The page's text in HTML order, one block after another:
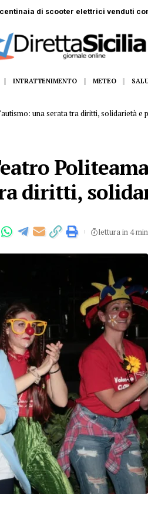
Pellegrino: trasportato a Villa Sofia
INTRATTENIMENTO METEO
una serata tra diritti, solidarietà e
diritti,
lettura in 4